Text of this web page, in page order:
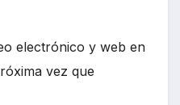
electrónico y web en
vez que